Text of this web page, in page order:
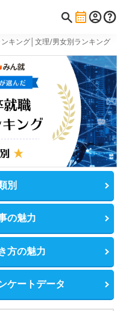
キング│文理/男女別ランキング
別
の魅力
方の魅力
ケートデータ